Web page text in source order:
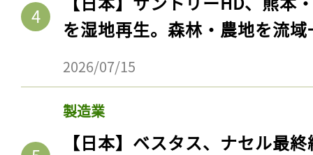
を湿地再生。森林・農地を流
2026/07/15
製造業
【日本】ベスタス、ナセル最